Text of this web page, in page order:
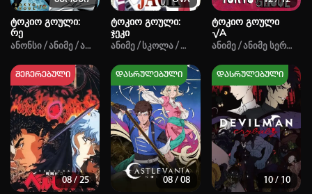
ავტორიზაცია
არ გაქვს ექაუნთი?დარეგისტრირდი
ან
ტოკიო გოული:
რე
Ანონსი / Ანიმე / Ანიმე Სერიალი / Ფანტასტიკა / Საშინელება /
ტოკიო გოული:
ჯეკი
Ანიმე / Სკოლა / Ფანტასტიკა / Ზებუნებრივი /
ტოკიო გოული
√A
Ანიმე / Ანიმე
შეჩერებული
08 / 25
დასრულებული
08 / 08
დასრულებული
10 / 10